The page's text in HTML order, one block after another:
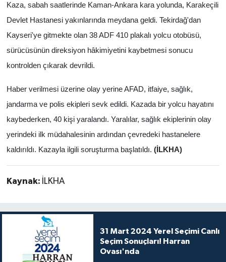
Kaza, sabah saatlerinde Kaman-Ankara kara yolunda, Karakeçili
Devlet Hastanesi yakınlarında meydana geldi. Tekirdağ'dan
Kayseri'ye gitmekte olan 38 ADF 410 plakalı yolcu otobüsü,
sürücüsünün direksiyon hâkimiyetini kaybetmesi sonucu
kontrolden çıkarak devrildi.
Haber verilmesi üzerine olay yerine AFAD, itfaiye, sağlık,
jandarma ve polis ekipleri sevk edildi. Kazada bir yolcu hayatını
kaybederken, 40 kişi yaralandı. Yaralılar, sağlık ekiplerinin olay
yerindeki ilk müdahalesinin ardından çevredeki hastanelere
kaldırıldı. Kazayla ilgili soruşturma başlatıldı. (İLKHA)
Kaynak: İLKHA
31 Mart 2024 Yerel Seçimi Canlı
Seçim Sonuçları! Harran
Ovası'nda